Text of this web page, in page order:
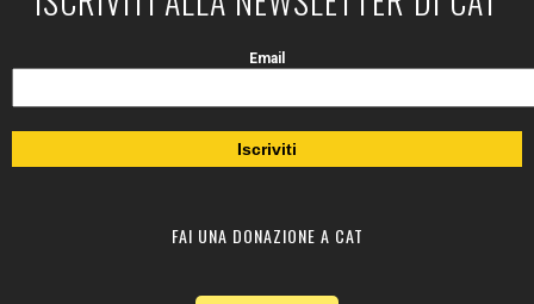
Email
FAI UNA DONAZIONE A CAT